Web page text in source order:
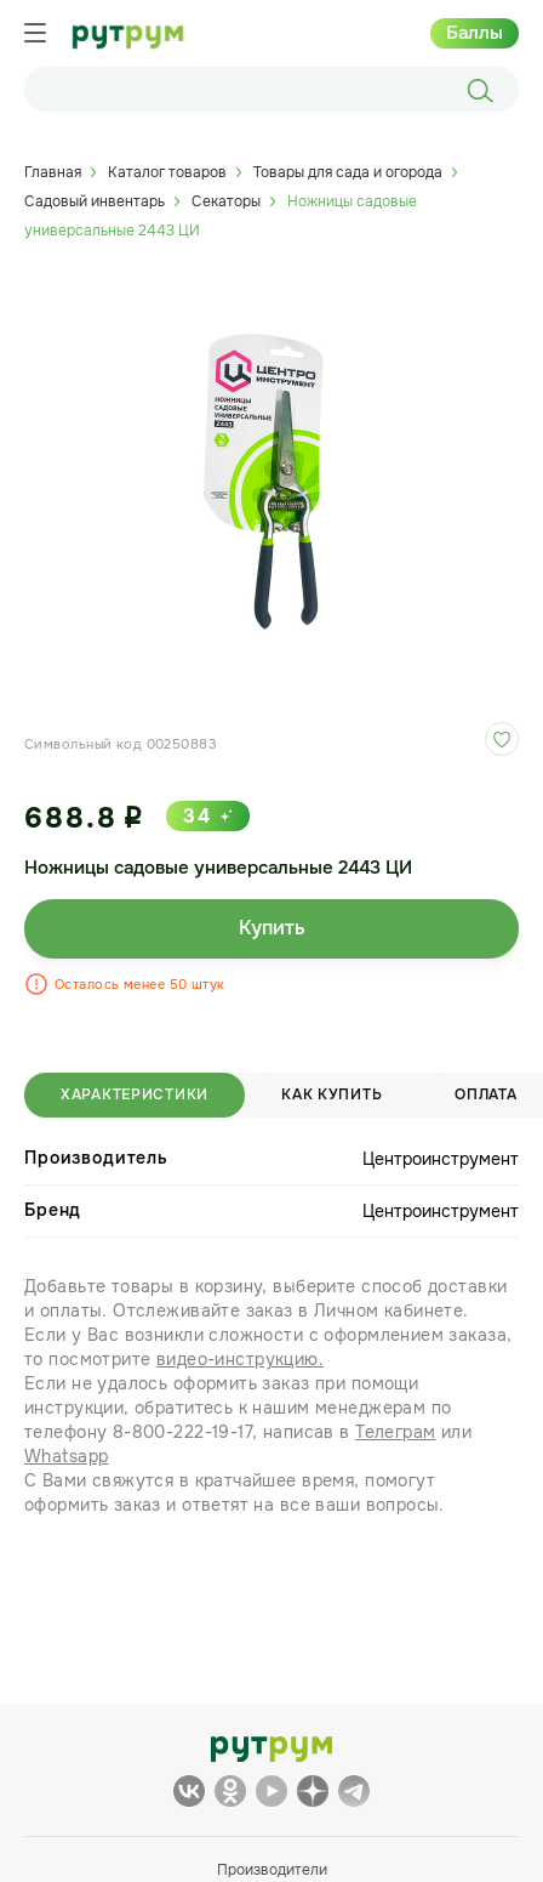
Баллы
Главная Каталог товаров
Товары для сада и огорода
Садовый инвентарь
Секаторы
Ножницы садовые
универсальные 2443 ЦИ
ХАРАКТЕРИСТИКИ КАК КУПИТЬ ОПЛАТА
Производитель Центроинструмент
Бренд Центроинструмент
Добавьте товары в корзину, выберите способ доставки
и оплаты. Отслеживайте заказ в Личном кабинете.
Если у Вас возникли сложности с оформлением заказа,
то посмотрите видео-инструкцию.
Если не удалось оформить заказ при помощи
инструкции, обратитесь к нашим менеджерам по
телефону 8-800-222-19-17, написав вТелеграм или
Whatsapp
С Вами свяжутся в кратчайшее время, помогут
оформить заказ и ответят на все ваши вопросы.
Символьный код 00250883
Ножницы садовые универсальные 2443 ЦИ
688.8 i 34
Купить
Осталось менее 50 штук
Производители